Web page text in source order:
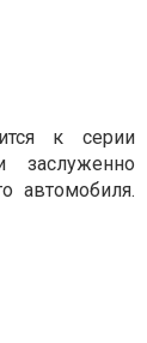
к серии
заслуженно
автомобиля.